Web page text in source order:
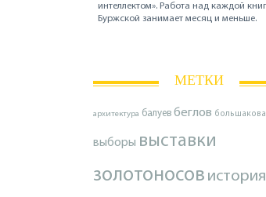
интеллектом». Работа над каждой
Буржской занимает месяц и меньше.
МЕТКИ
архитектура балуев беглов большакова
выборы выставки
золотоносов история